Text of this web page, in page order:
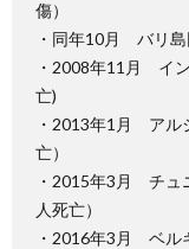
傷）
・同年10月 バリ島
・2008年11月 イ
亡)
・2013年1月 アル
亡）
・2015年3月 チュ
人死亡）
・2016年3月 ベル